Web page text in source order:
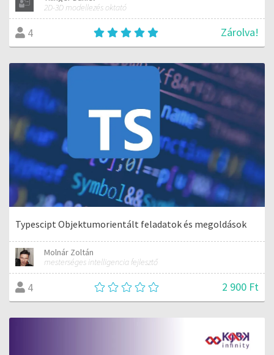
2D-3D modellezés oktató
4 Zárolva!
Typescipt Objektumorientált feladatok és megoldások
Molnár Zoltán
mesterséges intelligencia fejlesztő
4 2 900 Ft